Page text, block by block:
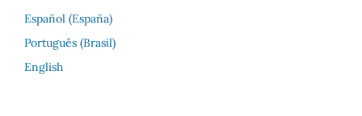
Español (España)
Português (Brasil)
English